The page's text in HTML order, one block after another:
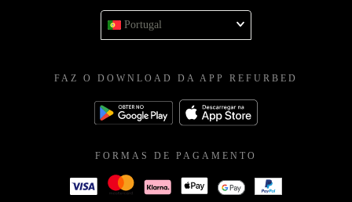
Portugal
FAZ O DOWNLOAD DA APP REFURBED
FORMAS DE PAGAMENTO